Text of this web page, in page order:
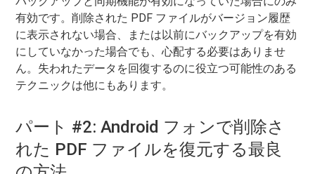
有効です。削除された PDF ファイルがバージョン履歴
に表示されない場合、または以前にバックアップを有効
にしていなかった場合でも、心配する必要はありませ
ん。失われたデータを回復するのに役立つ可能性のある
テクニックは他にもあります。
パート #2: Android フォンで削除さ
れた PDF ファイルを復元する最良